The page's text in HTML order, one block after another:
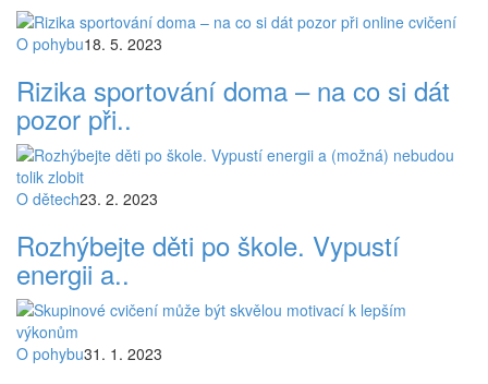
O pohybu18. 5. 2023
Rizika sportování doma – na co si dát
pozor při..
O dětech23. 2. 2023
Rozhýbejte děti po škole. Vypustí
energii a..
O pohybu31. 1. 2023